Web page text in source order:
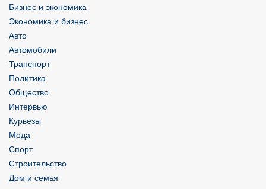
Бизнес и экономика
Экономика и бизнес
Авто
Автомобили
Транспорт
Политика
Общество
Интервью
Курьезы
Мода
Спорт
Строительство
Дом и семья